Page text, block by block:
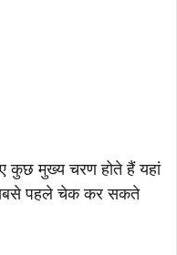
मुख्य चरण होते हैं यहां
पहले चेक कर सकते